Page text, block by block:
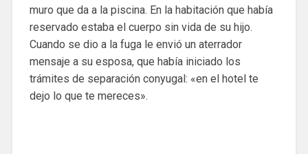
muro que da a la piscina. En la habitación que había
reservado estaba el cuerpo sin vida de su hijo.
Cuando se dio a la fuga le envió un aterrador
mensaje a su esposa, que había iniciado los
trámites de separación conyugal: «en el hotel te
dejo lo que te mereces».